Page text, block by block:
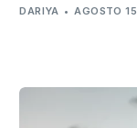
DARIYA AGOSTO